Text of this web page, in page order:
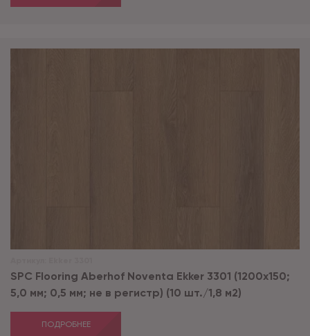
SPC Flooring Aberhof Noventa Ekker 3301 (1200х150;
5,0 мм; 0,5 мм; не в регистр) (10 шт./1,8 м2)
ПОДРОБНЕЕ